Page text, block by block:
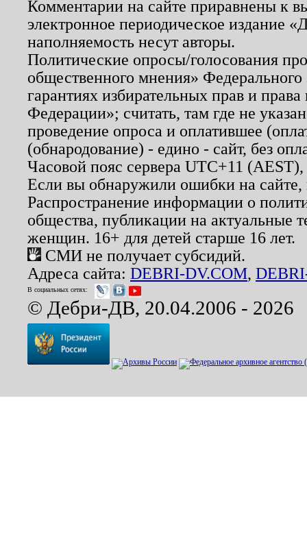
Комментарии на сайте приравнены к
электронное периодическое издание
наполняемость несут авторы.
Политические опросы/голосования
общественного мнения»
гарантиях избирательных прав и
Федерации»; считать, там где не
проведение опроса и оплатившее
(обнародование) - едино - сайт, без
Часовой пояс сервера UTC+11
Если вы обнаружили ошибки на
Распространение информации о
общества, публикации на актуальные
женщин. 16+ для детей старше 16 лет.
СМИ не получает субсидий.
Адреса сайта: DEBRI-DV.COM,
В социальных сетях:
© Дебри-ДВ, 20.04.2006 - 2026